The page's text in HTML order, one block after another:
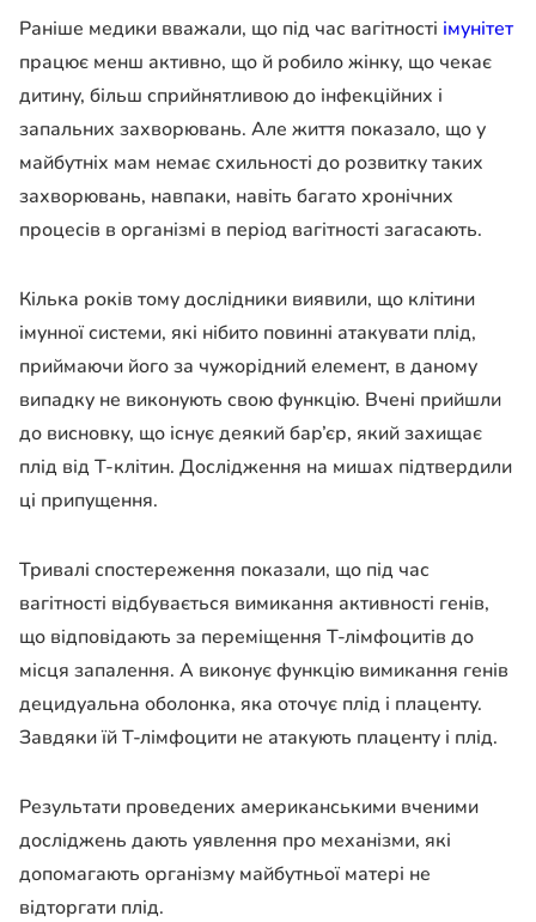
Раніше медики вважали, що під час вагітності імунітет
працює менш активно, що й робило жінку, що чекає
дитину, більш сприйнятливою до інфекційних і
запальних захворювань. Але життя показало, що у
майбутніх мам немає схильності до розвитку таких
захворювань, навпаки, навіть багато хронічних
процесів в організмі в період вагітності загасають.
Кілька років тому дослідники виявили, що клітини
імунної системи, які нібито повинні атакувати плід,
приймаючи його за чужорідний елемент, в даному
випадку не виконують свою функцію. Вчені прийшли
до висновку, що існує деякий бар’єр, який захищає
плід від Т-клітин. Дослідження на мишах підтвердили
ці припущення.
Тривалі спостереження показали, що під час
вагітності відбувається вимикання активності генів,
що відповідають за переміщення Т-лімфоцитів до
місця запалення. А виконує функцію вимикання генів
децидуальна оболонка, яка оточує плід і плаценту.
Завдяки їй Т-лімфоцити не атакують плаценту і плід.
Результати проведених американськими вченими
досліджень дають уявлення про механізми, які
допомагають організму майбутньої матері не
відторгати плід.